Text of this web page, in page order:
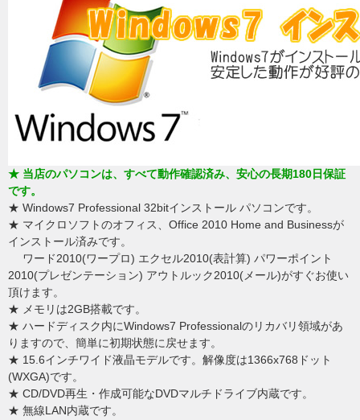
★ 当店のパソコンは、すべて動作確認済み、安心の長期180日保証
です。
★ Windows7 Professional 32bitインストール パソコンです。
★ マイクロソフトのオフィス、Office 2010 Home and Businessが
インストール済みです。
ワード2010(ワープロ) エクセル2010(表計算) パワーポイント
2010(プレゼンテーション) アウトルック2010(メール)がすぐお使い
頂けます。
★ メモリは2GB搭載です。
★ ハードディスク内にWindows7 Professionalのリカバリ領域があ
りますので、簡単に初期状態に戻せます。
★ 15.6インチワイド液晶モデルです。解像度は1366x768ドット
(WXGA)です。
★ CD/DVD再生・作成可能なDVDマルチドライブ内蔵です。
★ 無線LAN内蔵です。